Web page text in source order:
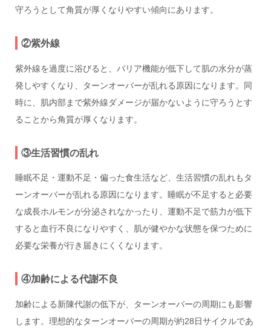
守ろうとして角質が厚くなりやすい傾向にあります。
②紫外線
紫外線を過度に浴びると、バリア機能が低下して肌の水分が蒸
発しやすくなり、ターンオーバーが乱れる原因になります。同
時に、肌内部まで紫外線ダメージが届かないように守ろうとす
ることから角質が厚くなります。
③生活習慣の乱れ
睡眠不足・運動不足・偏った食生活など、生活習慣の乱れもタ
ーンオーバーが乱れる原因になります。睡眠が不足すると必要
な成長ホルモンが分泌されなかったり、運動不足で筋力が低下
すると血行不良になりやすく、肌が健やかな状態を保つために
必要な栄養が行き届きにくくなります。
④加齢による代謝不良
加齢による新陳代謝の低下が、ターンオーバーの周期にも影響
します。理想的なターンオーバーの周期が約28日サイクルであ